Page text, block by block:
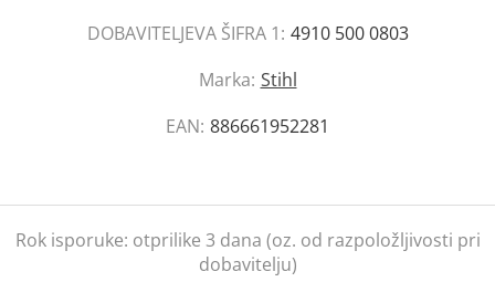
DOBAVITELJEVA ŠIFRA 1: 4910 500 0803
Marka: Stihl
EAN: 886661952281
Rok isporuke: otprilike 3 dana (oz. od razpoložljivosti pri
dobavitelju)